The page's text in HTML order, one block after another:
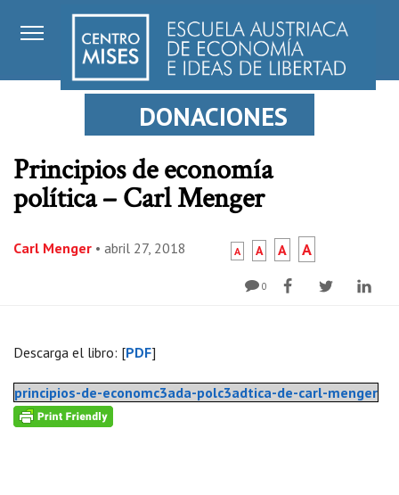
DONACIONES
Principios de economía
política – Carl Menger
Carl Menger • abril 27, 2018 A A A A
0
Descarga el libro: [PDF]
principios-de-economc3ada-polc3adtica-de-carl-menger